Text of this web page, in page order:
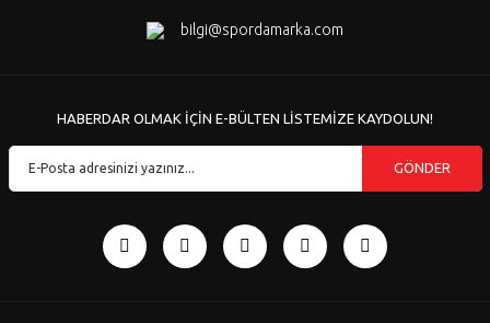
bilgi@spordamarka.com
HABERDAR OLMAK İÇİN E-BÜLTEN LİSTEMİZE KAYDOLUN!
GÖNDER